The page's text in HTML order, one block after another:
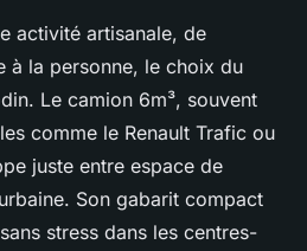
activité artisanale, de
à la personne, le choix du
Le camion 6m³, souvent
comme le Renault Trafic ou
juste entre espace de
Son gabarit compact
stress dans les centres-